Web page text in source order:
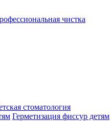
чистка
стоматология
Герметизация фиссур детям